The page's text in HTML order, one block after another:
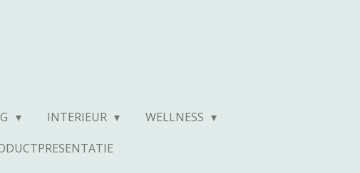
INTERIEUR
WELLNESS